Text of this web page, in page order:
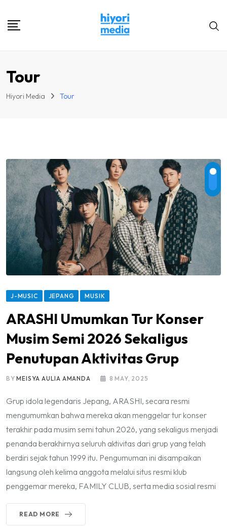
Tour
Hiyori Media Tour
J-MUSIC JEPANG MUSIK
ARASHI Umumkan Tur Konser
Musim Semi 2026 Sekaligus
Penutupan Aktivitas Grup
BYMEISYA AULIA AMANDA 8 MAY, 2025
Grup idola legendaris Jepang, ARASHI, secara resmi
mengumumkan bahwa mereka akan menggelar tur konser
terakhir pada musim semi tahun 2026, yang sekaligus menjadi
penanda berakhirnya seluruh aktivitas dari grup yang telah
berdiri sejak tahun 1999 itu. Pengumuman ini disampaikan
langsung oleh kelima anggota melalui situs resmi klub
penggemar mereka, FAMILY CLUB, serta media sosial resmi
READ MORE